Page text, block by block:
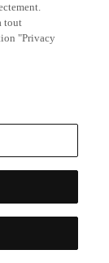
tout
"Privacy